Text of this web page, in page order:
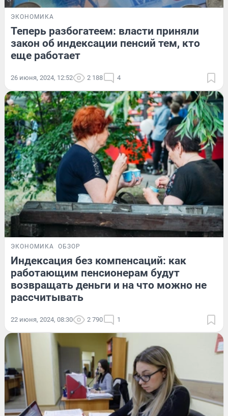
ЭКОНОМИКА
Теперь разбогатеем: власти приняли
закон об индексации пенсий тем, кто
еще работает
26 июня, 2024, 12:52 2 188 4
ЭКОНОМИКА ОБЗОР
Индексация без компенсаций: как
работающим пенсионерам будут
возвращать деньги и на что можно не
рассчитывать
22 июня, 2024, 08:30 2 790 1